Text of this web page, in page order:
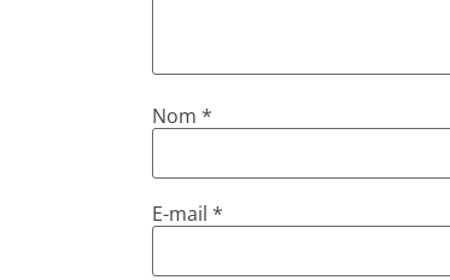
Nom *
E-mail *